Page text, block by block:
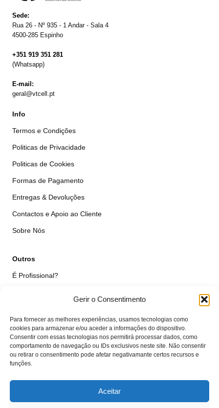
Gerir o Consentimento
Para fornecer as melhores experiências, usamos tecnologias como
cookies para armazenar e/ou aceder a informações do dispositivo.
Consentir com essas tecnologias nos permitirá processar dados, como
comportamento de navegação ou IDs exclusivos neste site. Não consentir
ou retirar o consentimento pode afetar negativamante certos recursos e
funções.
Aceitar
Sede:
Rua 26 - Nº 935 - 1 Andar - Sala 4
4500-285 Espinho
+351 919 351 281
(Whatsapp)
E-mail:
geral@vtcell.pt
Info
Termos e Condições
Politicas de Privacidade
Politicas de Cookies
Formas de Pagamento
Entregas & Devoluções
Contactos e Apoio ao Cliente
Sobre Nós
Outros
É Profissional?
Qualidade das Peças
Minha Conta